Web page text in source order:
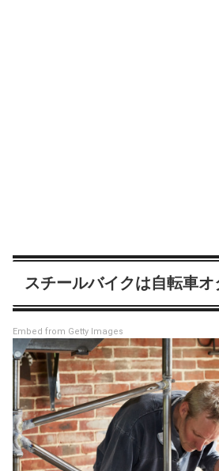
スチールバイクは自転車
Embed from Getty Images